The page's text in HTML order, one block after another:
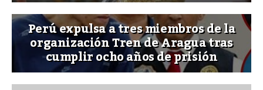
Perú expulsa a tres miembros de la
organización Tren de Aragua tras
cumplir ocho años de prisión